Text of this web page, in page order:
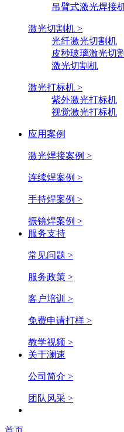
吊臂式激光焊接
激光切割机 >
光纤激光切割机
皮秒玻璃激光切
激光切割机
激光打标机 >
紫外激光打标机
视觉激光打标机
应用案例
激光焊接案例 >
连续焊案例 >
手持焊案例 >
振镜焊案例 >
服务支持
常见问题 >
服务政策 >
客户培训 >
免费申请打样 >
教学视频 >
关于澜速
公司简介 >
团队风采 >